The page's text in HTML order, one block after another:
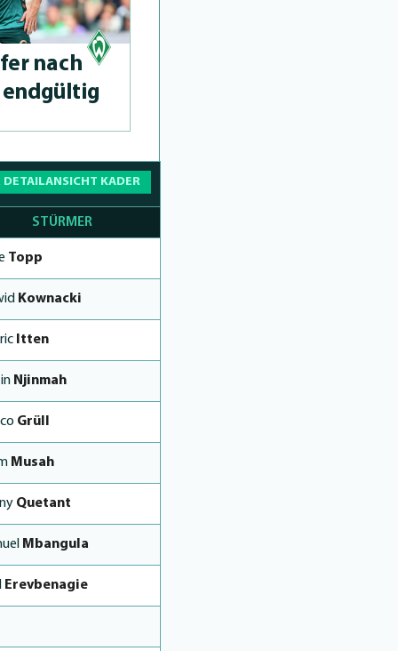
nach
endgültig
DETAILANSICHT KADER
STÜRMER
Topp
Kownacki
Itten
Njinmah
Grüll
Musah
Quetant
Mbangula
Erevbenagie